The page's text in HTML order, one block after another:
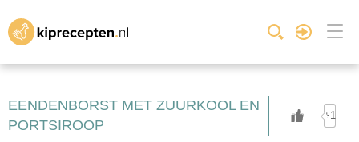
EENDENBORST MET ZUURKOOL EN
PORTSIROOP
+1